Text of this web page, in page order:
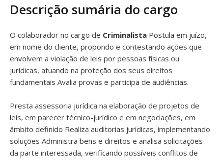
Descrição sumária do cargo
O colaborador no cargo de Criminalista Postula em juízo,
em nome do cliente, propondo e contestando ações que
envolvem a violação de leis por pessoas físicas ou
jurídicas, atuando na proteção dos seus direitos
fundamentais Avalia provas e participa de audiências.
Presta assessoria jurídica na elaboração de projetos de
leis, em parecer técnico-jurídico e em negociações, em
âmbito definido Realiza auditorias jurídicas, implementando
soluções Administra bens e direitos e analisa solicitações
da parte interessada, verificando possíveis conflitos de